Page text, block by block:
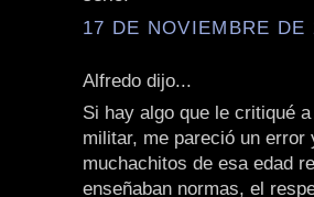
17 DE NOVIEMBRE
Alfredo dijo...
Si hay algo que le critiqué
militar, me pareció un
muchachitos de esa edad
enseñaban normas, el